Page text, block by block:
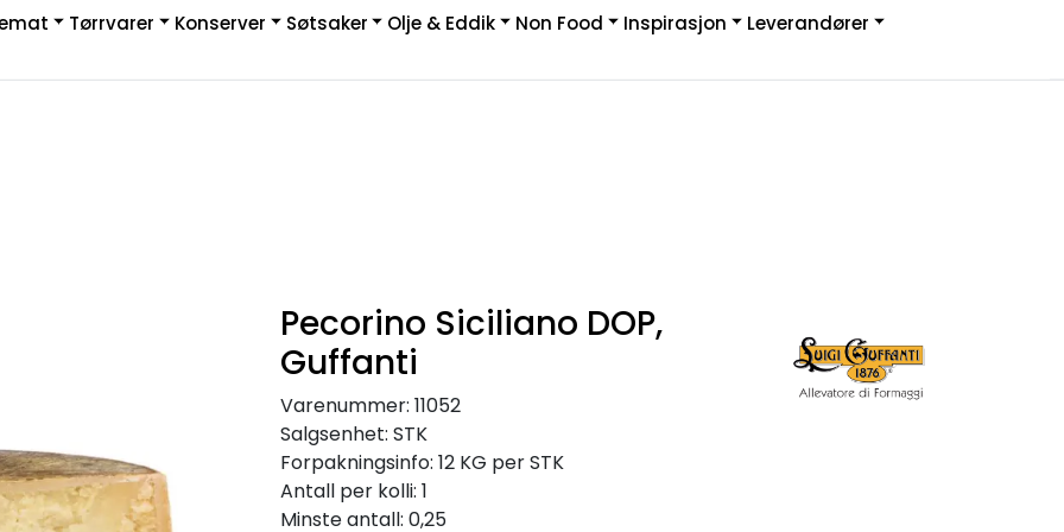
& Retur |
Tørrvarer Konserver Søtsaker Olje & Eddik Non Food Inspirasjon Leverandører
Pecorino Siciliano DOP,
Guffanti
Varenummer: 11052
Salgsenhet: STK
Forpakningsinfo: 12 KG per STK
Antall per kolli: 1
Minste antall: 0,25